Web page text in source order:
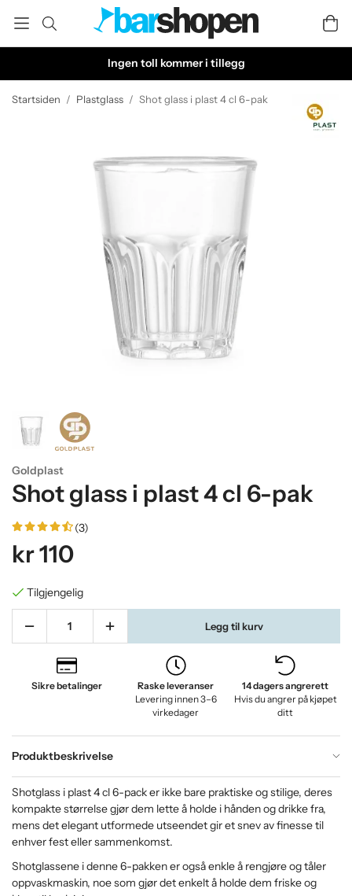
Ingen toll kommer i tillegg
Startsiden / Plastglass / Shot glass i plast 4 cl 6-pak
Goldplast
Shot glass i plast 4 cl 6-pak
(3)
kr 110
Tilgjengelig
Legg til kurv
Sikre betalinger
Raske leveranser
Levering innen 3–6
virkedager
14 dagers angrerett
Hvis du angrer på kjøpet
ditt
Produktbeskrivelse
Shotglass i plast 4 cl 6-pack er ikke bare praktiske og stilige, deres
kompakte størrelse gjør dem lette å holde i hånden og drikke fra,
mens det elegant utformede utseendet gir et snev av finesse til
enhver fest eller sammenkomst.
Shotglassene i denne 6-pakken er også enkle å rengjøre og tåler
oppvaskmaskin, noe som gjør det enkelt å holde dem friske og